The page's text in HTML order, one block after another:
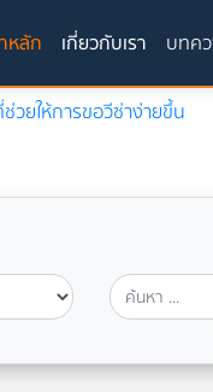
หลัก (current)
เกี่ยวกับเรา บทค
วยให้การขอวีซ่าง่ายขึ้น